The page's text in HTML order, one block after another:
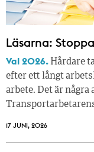
Läsarna:
Val 2026. Hårdare
efter ett långt
arbete. Det är
17 JUNI, 2026